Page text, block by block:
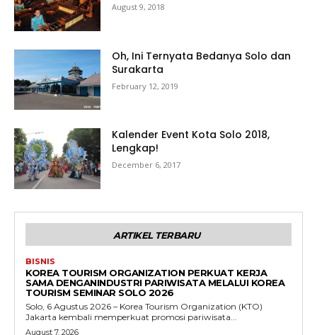
August 9, 2018
Oh, Ini Ternyata Bedanya Solo dan
Surakarta
February 12, 2019
Kalender Event Kota Solo 2018,
Lengkap!
December 6, 2017
ARTIKEL TERBARU
BISNIS
KOREA TOURISM ORGANIZATION PERKUAT KERJA
SAMA DENGANINDUSTRI PARIWISATA MELALUI KOREA
TOURISM SEMINAR SOLO 2026
Solo, 6 Agustus 2026 – Korea Tourism Organization (KTO)
Jakarta kembali memperkuat promosi pariwisata...
August 7, 2026